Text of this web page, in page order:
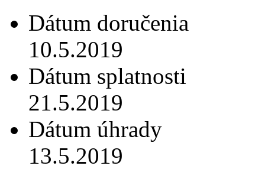
Dátum doručenia
10.5.2019
Dátum splatnosti
21.5.2019
Dátum úhrady
13.5.2019